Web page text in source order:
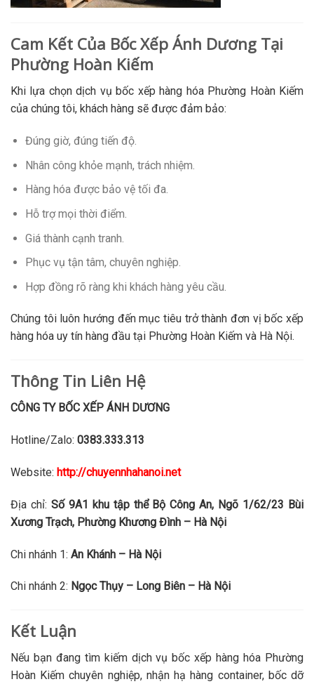
Cam Kết Của Bốc Xếp Ánh Dương Tại
Phường Hoàn Kiếm
Khi lựa chọn dịch vụ bốc xếp hàng hóa Phường Hoàn Kiếm
của chúng tôi, khách hàng sẽ được đảm bảo:
Đúng giờ, đúng tiến độ.
Nhân công khỏe mạnh, trách nhiệm.
Hàng hóa được bảo vệ tối đa.
Hỗ trợ mọi thời điểm.
Giá thành cạnh tranh.
Phục vụ tận tâm, chuyên nghiệp.
Hợp đồng rõ ràng khi khách hàng yêu cầu.
Chúng tôi luôn hướng đến mục tiêu trở thành đơn vị bốc xếp
hàng hóa uy tín hàng đầu tại Phường Hoàn Kiếm và Hà Nội.
Thông Tin Liên Hệ
CÔNG TY BỐC XẾP ÁNH DƯƠNG
Hotline/Zalo: 0383.333.313
Website: http://chuyennhahanoi.net
Địa chỉ: Số 9A1 khu tập thể Bộ Công An, Ngõ 1/62/23 Bùi
Xương Trạch, Phường Khương Đình – Hà Nội
Chi nhánh 1: An Khánh – Hà Nội
Chi nhánh 2: Ngọc Thụy – Long Biên – Hà Nội
Kết Luận
Nếu bạn đang tìm kiếm dịch vụ bốc xếp hàng hóa Phường
Hoàn Kiếm chuyên nghiệp, nhận hạ hàng container, bốc dỡ